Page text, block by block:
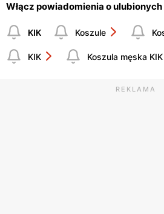
Włącz powiadomienia o
KIK Koszule
KIK Koszula męska KIK
REKLAMA